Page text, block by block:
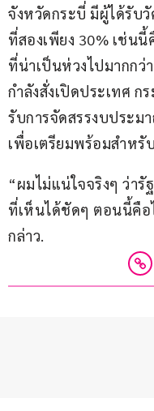
จังหวัดกระบี่ มีผู้ได้รับ
ที่สองเพียง 30% เช่น
ที่น่าเป็นห่วงไปมากก
กำลังสั่งเปิดประเทศ ก
รับการจัดสรรงบประม
เพื่อเตรียมพร้อมสำหรั
“ผมไม่แน่ใจจริงๆ ว่า
ที่เห็นได้ชัดๆ ตอนนี้คื
กล่าว.